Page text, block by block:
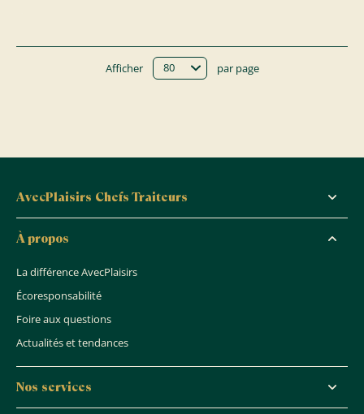
Afficher par page
AvecPlaisirs Chefs Traiteurs
À propos
La différence AvecPlaisirs
Écoresponsabilité
Foire aux questions
Actualités et tendances
Nos services